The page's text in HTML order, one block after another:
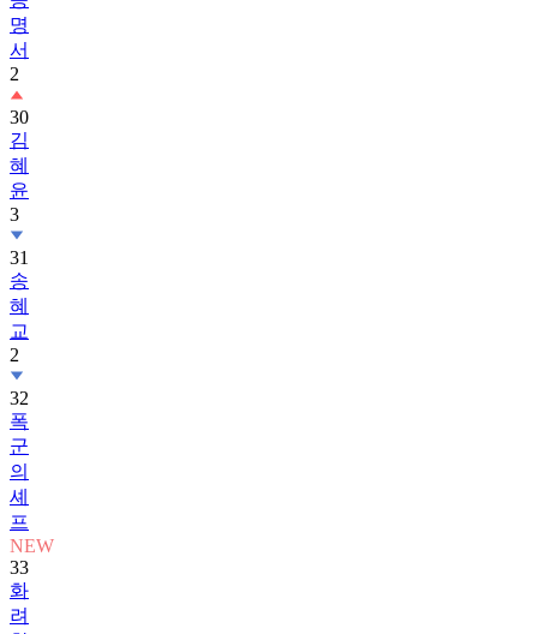
서
2
30
김
혜
윤
3
31
송
혜
교
2
32
폭
군
의
셰
프
NEW
33
화
려
한
날